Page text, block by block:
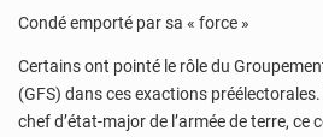
Condé emporté par sa « force »
Certains ont pointé le rôle du
(GFS) dans ces exactions
chef d’état-major de l’armée de terre, ce